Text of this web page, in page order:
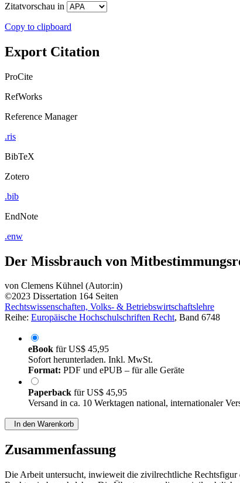
Zitatvorschau in
Copy to clipboard
Export Citation
ProCite
RefWorks
Reference Manager
.ris
BibTeX
Zotero
.bib
EndNote
.enw
Der Missbrauch von
von Clemens Kühnel (Autor:in)
©2023 Dissertation 164 Seiten
Rechtswissenschaften, Volks- & Betriebswirtschaftslehre
Reihe: Europäische Hochschulschriften Recht, Band 6748
eBook fürUS$ 45,95
Sofort herunterladen. Inkl. MwSt.
Format: PDF und ePUB – für alle Geräte
Paperback fürUS$ 45,95
Versand in ca. 10 Werktagen national, internationaler
In den Warenkorb
Zusammenfassung
Die Arbeit untersucht, inwieweit die zivilrechtliche